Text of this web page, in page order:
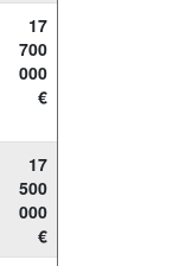
17
700
000
€
17
500
000
€